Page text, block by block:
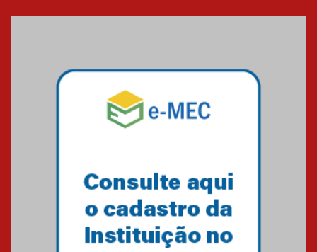
07.11.2024
Equipe de saltos ornamentais
do Mackenzie Brasília
Gravação do projeto “Mais de
31 mil vozes com a Palavra” é
realizado no Colégio
Mackenzie Brasília